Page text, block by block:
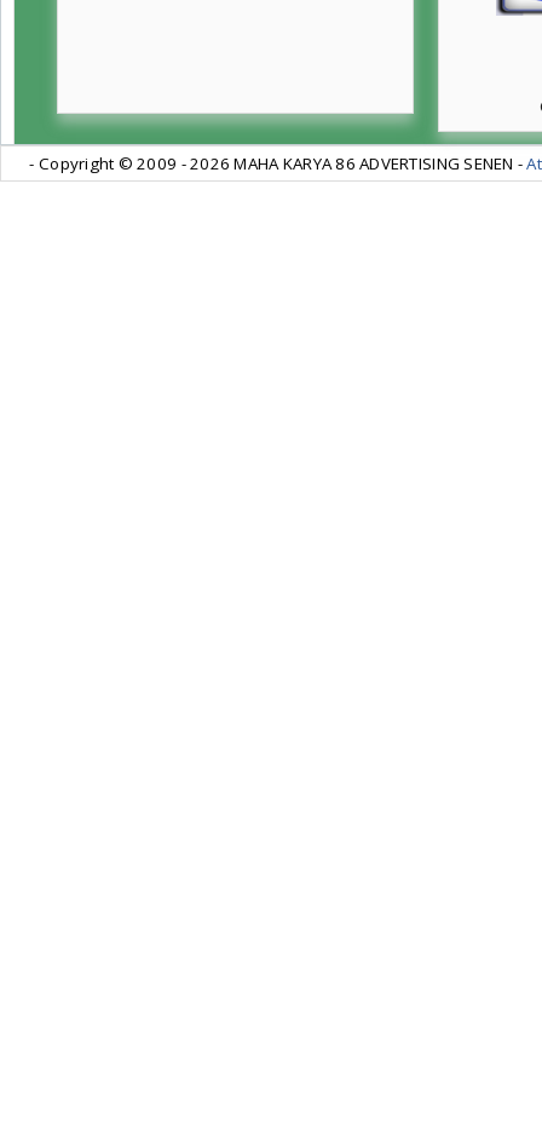
- Copyright © 2009 -2026 MAHA KARYA 86 ADVERTISING SENEN -